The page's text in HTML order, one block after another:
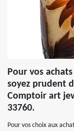
Pour vos
soyez prudent
Comptoir art
33760.
Pour vos choix aux